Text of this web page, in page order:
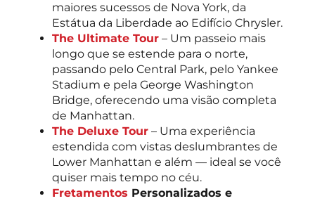
maiores sucessos de Nova York, da
Estátua da Liberdade ao Edifício Chrysler.
The Ultimate Tour – Um passeio mais
longo que se estende para o norte,
passando pelo Central Park, pelo Yankee
Stadium e pela George Washington
Bridge, oferecendo uma visão completa
de Manhattan.
The Deluxe Tour – Uma experiência
estendida com vistas deslumbrantes de
Lower Manhattan e além — ideal se você
quiser mais tempo no céu.
Fretamentos Personalizados e